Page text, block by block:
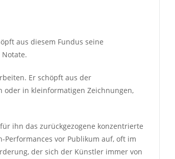
aus diesem Fundus seine
Er schöpft aus der
oder in kleinformatigen Zeichnungen,
ihn das zurückgezogene konzentrierte
vor Publikum auf, oft im
der sich der Künstler immer von